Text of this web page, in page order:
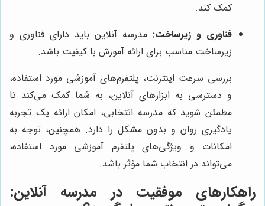
کمک کند.
فناوری و زیرساخت: مدرسه آنلاین باید دارای فناوری و
زیرساخت مناسب برای ارائه آموزش با کیفیت باشد.
بررسی سرعت اینترنت، پلتفرم‌های آموزشی مورد استفاده،
و دسترسی به ابزارهای آنلاین، به شما کمک می‌کند تا
مطمئن شوید که مدرسه انتخابی، امکان ارائه یک تجربه
یادگیری روان و بدون مشکل را دارد. همچنین، توجه به
امکانات و ویژگی‌های پلتفرم آموزشی مورد استفاده،
می‌تواند در انتخاب شما مؤثر باشد.
راهکارهای موفقیت در مدرسه آنلاین: